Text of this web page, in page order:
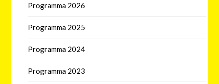
Programma 2026
Programma 2025
Programma 2024
Programma 2023